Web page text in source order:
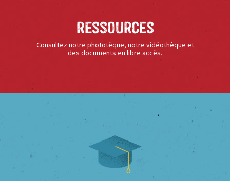
Ressources
Consultez notre phototèque, notre vidéothèque et
des documents en libre accès.